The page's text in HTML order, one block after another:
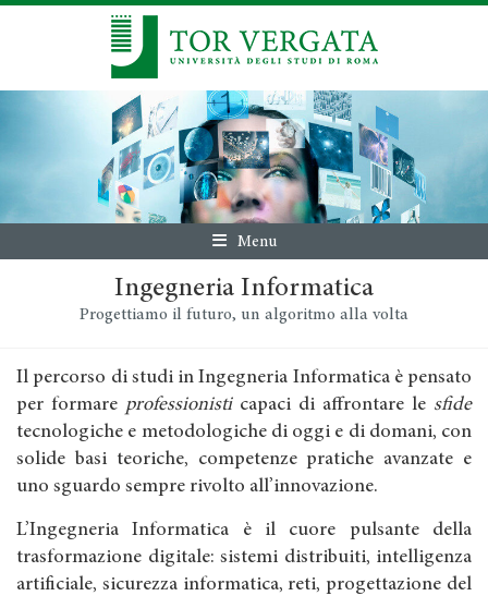
Menu
Ingegneria Informatica
Progettiamo il futuro, un algoritmo alla volta
Il percorso di studi in Ingegneria Informatica è pensato
per formare professionisticapaci di affrontare le sfide
tecnologiche e metodologiche di oggi e di domani, con
solide basi teoriche, competenze pratiche avanzate e
uno sguardo sempre rivolto all’innovazione.
L’Ingegneria Informatica è il cuore pulsante della
trasformazione digitale: sistemi distribuiti, intelligenza
artificiale, sicurezza informatica, reti, progettazione del